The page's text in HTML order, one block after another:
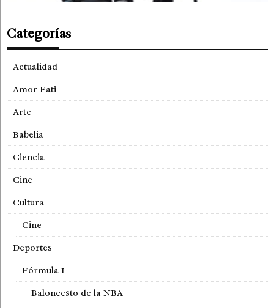
Categorías
Actualidad
Amor Fati
Arte
Babelia
Ciencia
Cine
Cultura
Cine
Deportes
Fórmula 1
Baloncesto de la NBA